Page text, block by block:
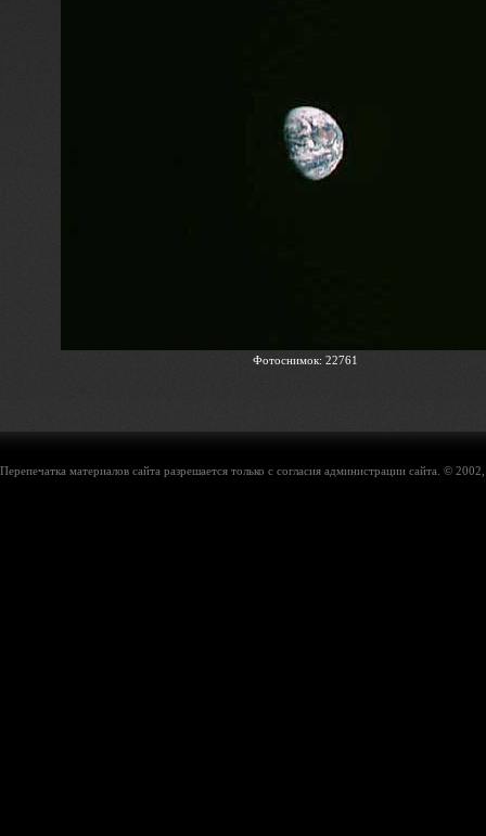
Фотоснимок: 22761
Перепечатка материалов сайта разрешается только с согласия администрации сайта. ©